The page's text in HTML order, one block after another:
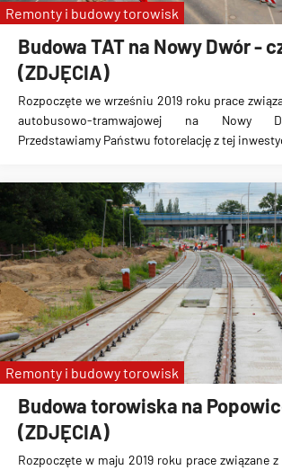
Budowa TAT na Nowy Dwór -
(ZDJĘCIA)
Rozpoczęte we wrześniu 2019 roku prace
autobusowo-tramwajowej na Nowy
Przedstawiamy Państwu fotorelację z tej
Remonty i budowy torowisk
Budowa torowiska na
(ZDJĘCIA)
Rozpoczęte w maju 2019 roku prace związane
Remonty i budowy torowisk